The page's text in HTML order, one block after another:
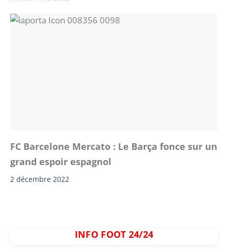
FC Barcelone Mercato : Le Barça fonce sur un
grand espoir espagnol
2 décembre 2022
INFO FOOT 24/24